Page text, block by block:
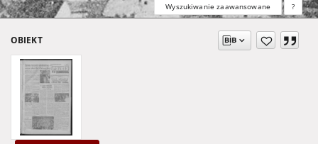
Wyszukiwanie zaawansowane ?
OBIEKT